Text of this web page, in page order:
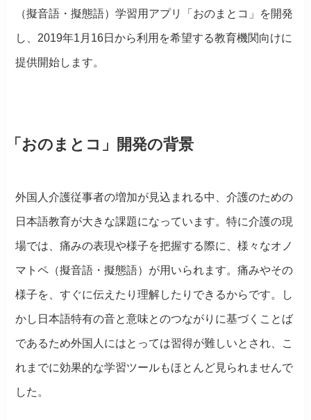
（擬音語・擬態語）学習用アプリ「おのまとコ」を開発
し、2019年1月16日から利用を希望する教育機関向けに
提供開始します。
「おのまとコ」開発の背景
外国人介護従事者の増加が見込まれる中、介護のための
日本語教育が大きな課題になっています。特に介護の現
場では、痛みの表現や様子を把握する際に、様々なオノ
マトペ（擬音語・擬態語）が用いられます。痛みやその
様子を、すぐに伝えたり理解したりできるからです。し
かし日本語特有の音と意味とのつながりに基づくことば
であるため外国人にはとっては習得が難しいとされ、こ
れまでに効果的な学習ツールもほとんど見られませんで
した。